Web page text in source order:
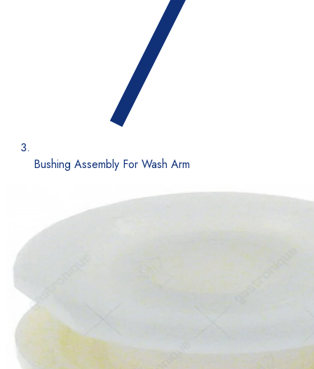
Bushing Assembly For Wash Arm